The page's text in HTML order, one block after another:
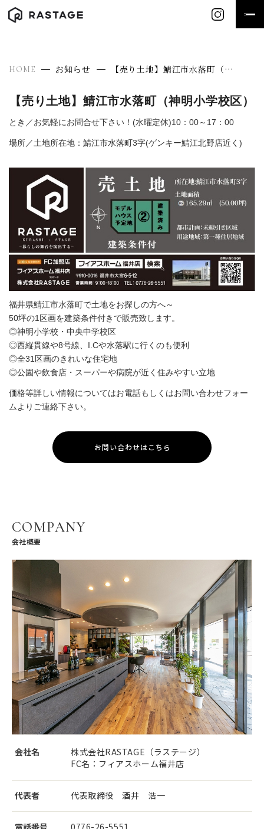
HOME お知らせ 【売り土地】鯖江市水落町（神明小学校区）
【売り土地】鯖江市水落町（神明小学校区）
とき／お気軽にお問合せ下さい！(水曜定休)10：00～17：00
場所／土地所在地：鯖江市水落町3字(ゲンキー鯖江北野店近く)
福井県鯖江市水落町で土地をお探しの方へ～
50坪の1区画を建築条件付きで販売致します。
◎神明小学校・中央中学校区
◎西縦貫線や8号線、I.Cや水落駅に行くのも便利
◎全31区画のきれいな住宅地
◎公園や飲食店・スーパーや病院が近く住みやすい立地
価格等詳しい情報についてはお電話もしくはお問い合わせフォー
ムよりご連絡下さい。
お問い合わせはこちら
COMPANY
会社概要
会社名
株式会社RASTAGE（ラステージ）
FC名：フィアスホーム福井店
代表者 代表取締役 酒井 浩一